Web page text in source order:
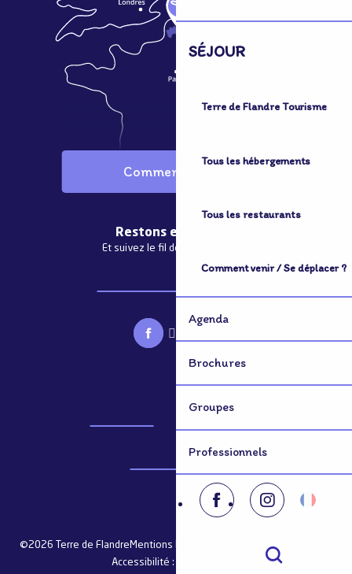
SÉJOUR
Terre de Flandre Tourisme
Tous les hébergements
Tous les restaurants
Comment venir / Se déplacer ?
Agenda
Brochures
Groupes
Professionnels
Comment venir ?
Restons en contact
Et suivez le fil de notre actualité
S'abonner à la newsletter
Groupes
Professionnels
©2026 Terre de Flandre Mentions légales
Consentement
Accessibilité : non conforme